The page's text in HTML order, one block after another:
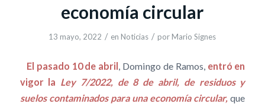
economía circular
13 mayo, 2022 / en Noticias / por Mario Signes
El pasado 10 de abril , Domingo de Ramos, entró en
vigor la Ley 7/2022, de 8 de abril, de residuos y
suelos contaminados para una economía circular,que